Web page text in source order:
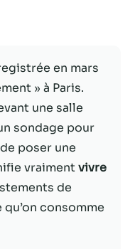
en mars
» à Paris.
une salle
sondage pour
poser une
vraimentvivre
de
consomme
Nécessaire
Ces cookies ne
sont pas
facultatifs. Ils
nécessaires au